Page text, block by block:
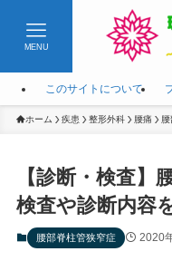
MENU
このサイトについて
ホーム 疾患 整形外科 腰痛
【診断・検査】
検査や診断内容
腰部脊柱管狭窄症 2020